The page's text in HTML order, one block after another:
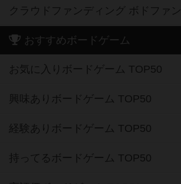
クラウドファンディング ボドファン
おすすめボードゲーム
お気に入りボードゲーム TOP50
興味ありボードゲーム TOP50
経験ありボードゲーム TOP50
持ってるボードゲーム TOP50